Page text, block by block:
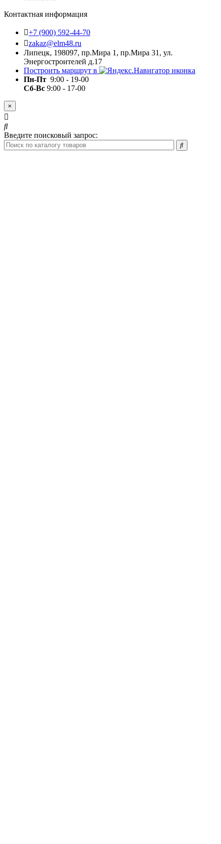
Контактная информация
+7 (900) 592-44-70
zakaz@elm48.ru
Липецк, 198097, пр.Мира 1, пр.Мира 31, ул.
Энергостроителей д.17
Построить маршрут в
Пн-Пт 9:00 - 19-00
Сб-Вс 9:00 - 17-00
×
Введите поисковый запрос: